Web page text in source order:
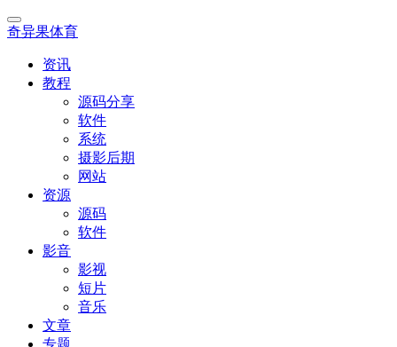
奇异果体育
资讯
教程
源码分享
软件
系统
摄影后期
网站
资源
源码
软件
影音
影视
短片
音乐
文章
专题